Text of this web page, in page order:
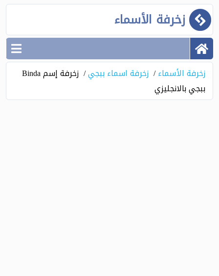
زخرفة الأسماء
زخرفة الأسماء زخرفة اسماء ببجي
زخرفة إسم Binda
ببجي بالانجليزي